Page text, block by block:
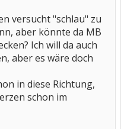
versucht "schlau" zu
aber könnte da MB
Ich will da auch
aber es wäre doch
in diese Richtung,
schon im